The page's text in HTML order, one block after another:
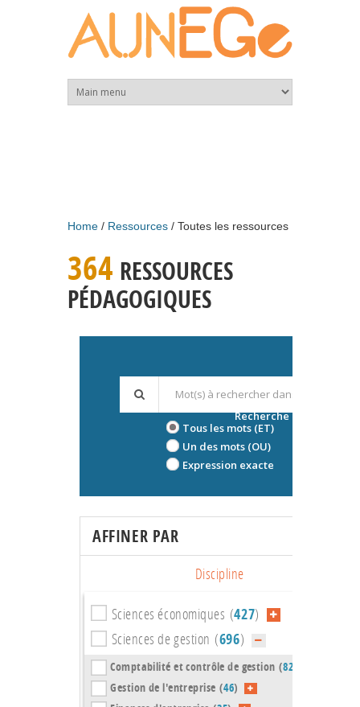
Home Ressources Toutes les ressources
364 RESSOURCES
PÉDAGOGIQUES
Tous les mots (ET)
Un des mots (OU)
Expression exacte
Recherche avancée
AFFINER PAR
Discipline
Sciences économiques (427)
Sciences de gestion (696)
Comptabilité et contrôle de gestion (82
Gestion de l'entreprise (46)